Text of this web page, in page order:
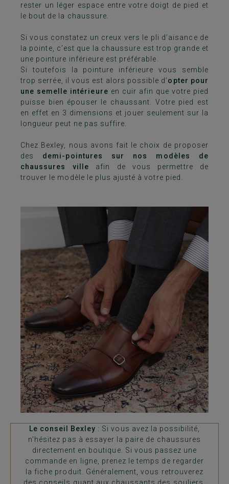
rester un léger espace entre votre doigt de pied et
le bout de la chaussure.
Si vous constatez un creux vers le pli d’aisance de
la pointe, c’est que la chaussure est trop grande et
une pointure inférieure est préférable.
Si toutefois la pointure inférieure vous semble
trop serrée, il vous est alors possible d’opter pour
une semelle intérieure en cuir afin que votre pied
puisse bien épouser le chaussant. Votre pied est
en effet en 3 dimensions et jouer seulement sur la
longueur peut ne pas suffire.
Chez Bexley, nous avons fait le choix de proposer
des demi-pointures sur nos modèles de
chaussures ville afin de vous permettre de
trouver le modèle le plus ajusté à votre pied.
Le conseil Bexley : Si vous avez la possibilité,
n’hésitez pas à essayer la paire de chaussures
directement en boutique. Si vous passez une
commande en ligne, prenez le temps de regarder
la fiche produit. Généralement, vous retrouverez